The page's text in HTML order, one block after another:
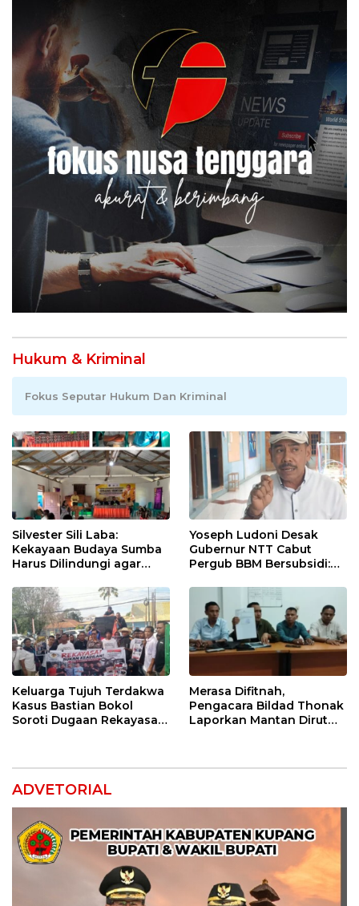
Hukum & Kriminal
Fokus Seputar Hukum Dan Kriminal
Silvester Sili Laba:
Kekayaan Budaya Sumba
Harus Dilindungi agar
Yoseph Ludoni Desak
Gubernur NTT Cabut
Pergub BBM Bersubsidi:
Tagih Pajak
Keluarga Tujuh Terdakwa
Kasus Bastian Bokol
Soroti Dugaan Rekayasa
Merasa Difitnah,
Pengacara Bildad Thonak
Laporkan Mantan Dirut
ADVETORIAL